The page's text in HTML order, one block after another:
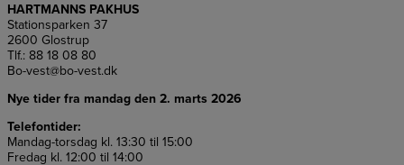
HARTMANNS PAKHUS
Stationsparken 37
2600 Glostrup
Tlf.: 88 18 08 80
Bo-vest@bo-vest.dk
Nye tider fra mandag den 2. marts 2026
Telefontider:
Mandag-torsdag kl. 13:30 til 15:00
Fredag kl. 12:00 til 14:00